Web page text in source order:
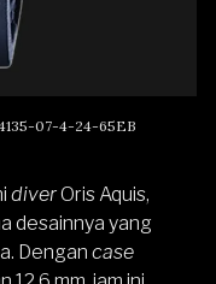
07-4-24-65EB
diverOris Aquis,
desainnya yang
Dengan case